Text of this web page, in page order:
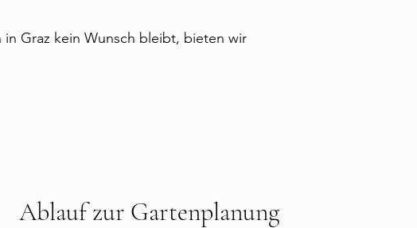
Graz kein Wunsch bleibt, bieten wir
Ablauf zur Gartenplanung